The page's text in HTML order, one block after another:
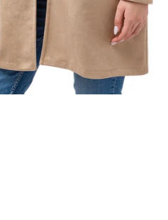
rientro a scuola